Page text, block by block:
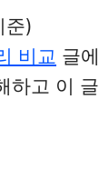
준)
비교 글에
하고 이 글